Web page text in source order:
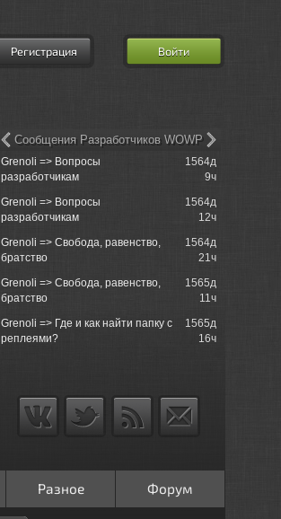
Регистрация Войти
Grenoli => Вопросы
разработчикам
1564д
9ч
Grenoli => Вопросы
разработчикам
1564д
12ч
Grenoli => Свобода, равенство,
братство
1564д
21ч
Grenoli => Свобода, равенство,
братство
1565д
11ч
Grenoli => Где и как найти папку с
реплеями?
1565д
16ч
Сообщения Разработчиков WOWP
Разное Форум